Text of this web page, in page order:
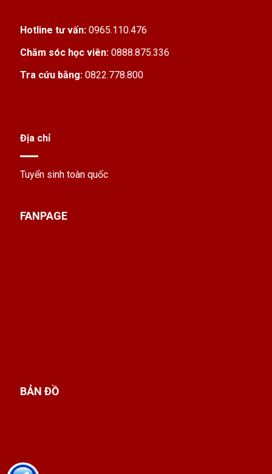
Hotline tư vấn: 0965.110.476
Chăm sóc học viên: 0888.875.336
Tra cứu bằng: 0822.778.800
Địa chỉ
Tuyển sinh toàn quốc
FANPAGE
BẢN ĐỒ